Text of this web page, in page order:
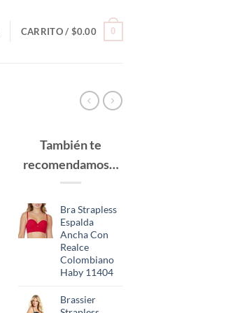
CARRITO / $0.00 0
También te
recomendamos…
Bra Strapless
Espalda
Ancha Con
Realce
Colombiano
Haby 11404
Brassier